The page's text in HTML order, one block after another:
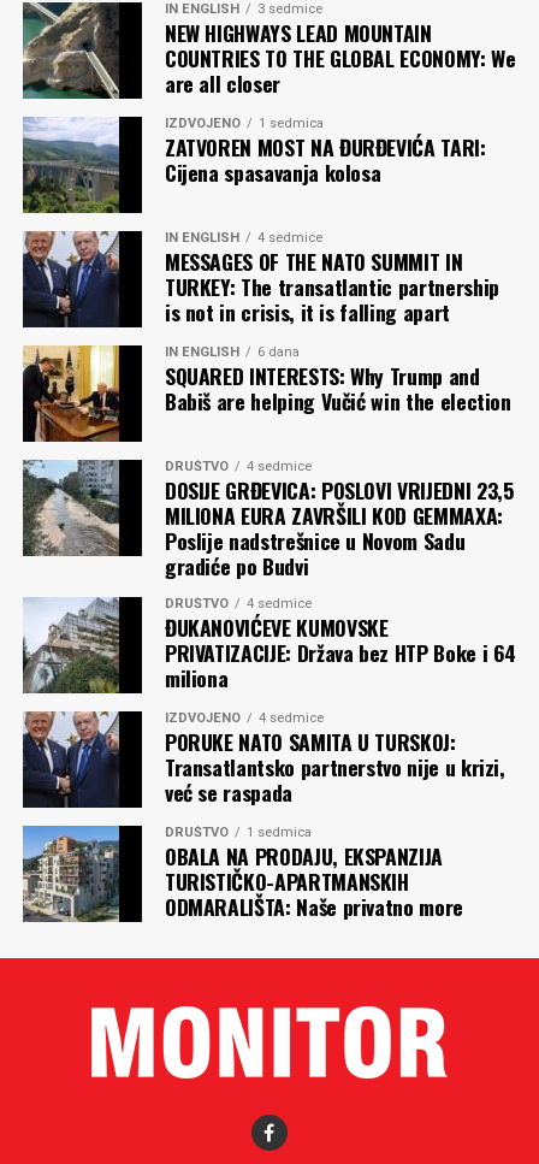
IN ENGLISH 3 sedmice
NEW HIGHWAYS LEAD MOUNTAIN
COUNTRIES TO THE GLOBAL ECONOMY: We
are all closer
IZDVOJENO 1 sedmica
ZATVOREN MOST NA ĐURĐEVIĆA TARI:
Cijena spasavanja kolosa
IN ENGLISH 4 sedmice
MESSAGES OF THE NATO SUMMIT IN
TURKEY: The transatlantic partnership
is not in crisis, it is falling apart
IN ENGLISH 6 dana
SQUARED INTERESTS: Why Trump and
Babiš are helping Vučić win the election
DRUŠTVO 4 sedmice
DOSIJE GRĐEVICA: POSLOVI VRIJEDNI 23,5
MILIONA EURA ZAVRŠILI KOD GEMMAXA:
Poslije nadstrešnice u Novom Sadu
gradiće po Budvi
DRUŠTVO 4 sedmice
ĐUKANOVIĆEVE KUMOVSKE
PRIVATIZACIJE: Država bez HTP Boke i 64
miliona
IZDVOJENO 4 sedmice
PORUKE NATO SAMITA U TURSKOJ:
Transatlantsko partnerstvo nije u krizi,
već se raspada
DRUŠTVO 1 sedmica
OBALA NA PRODAJU, EKSPANZIJA
TURISTIČKO-APARTMANSKIH
ODMARALIŠTA: Naše privatno more